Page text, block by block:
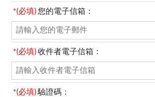
*(必填) 您的電子信箱：
*(必填) 收件者電子信箱：
*(必填) 驗證碼：